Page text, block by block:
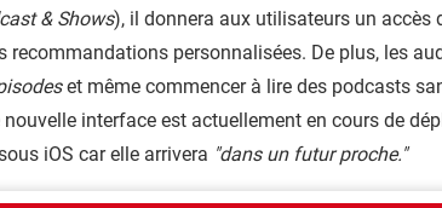
& Shows), il donnera aux utilisateurs un accès
personnalisées. De plus, les
et même commencer à lire des podcasts
interface est actuellement en cours de
iOS car elle arrivera "dans un futur proche."